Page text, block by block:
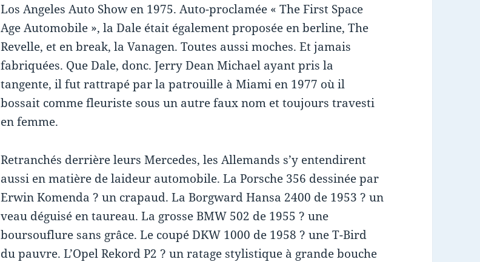
Los Angeles Auto Show en 1975. Auto-proclamée « The First Space
Age Automobile », la Dale était également proposée en berline, The
Revelle, et en break, la Vanagen. Toutes aussi moches. Et jamais
fabriquées. Que Dale, donc. Jerry Dean Michael ayant pris la
tangente, il fut rattrapé par la patrouille à Miami en 1977 où il
bossait comme fleuriste sous un autre faux nom et toujours travesti
en femme.
Retranchés derrière leurs Mercedes, les Allemands s’y entendirent
aussi en matière de laideur automobile. La Porsche 356 dessinée par
Erwin Komenda ? un crapaud. La Borgward Hansa 2400 de 1953 ? un
veau déguisé en taureau. La grosse BMW 502 de 1955 ? une
boursouflure sans grâce. Le coupé DKW 1000 de 1958 ? une T-Bird
du pauvre. L’Opel Rekord P2 ? un ratage stylistique à grande bouche